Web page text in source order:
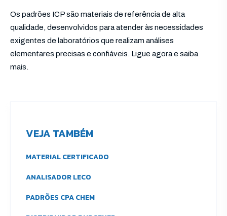
Os padrões ICP são materiais de referência de alta
qualidade, desenvolvidos para atender às necessidades
exigentes de laboratórios que realizam análises
elementares precisas e confiáveis. Ligue agora e saiba
mais.
VEJA TAMBÉM
MATERIAL CERTIFICADO
ANALISADOR LECO
PADRÕES CPA CHEM